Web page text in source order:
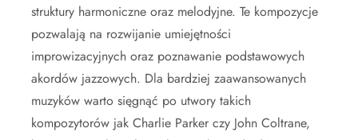
struktury harmoniczne oraz melodyjne. Te kompozycje
pozwalają na rozwijanie umiejętności
improwizacyjnych oraz poznawanie podstawowych
akordów jazzowych. Dla bardziej zaawansowanych
muzyków warto sięgnąć po utwory takich
kompozytorów jak Charlie Parker czy John Coltrane,